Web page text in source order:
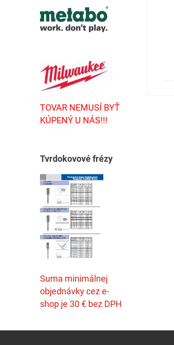
TOVAR NEMUSÍ BYŤ
KÚPENÝ U NÁS!!!
Tvrdokovové frézy
Suma minimálnej
objednávky cez e-
shop je 30 € bez DPH